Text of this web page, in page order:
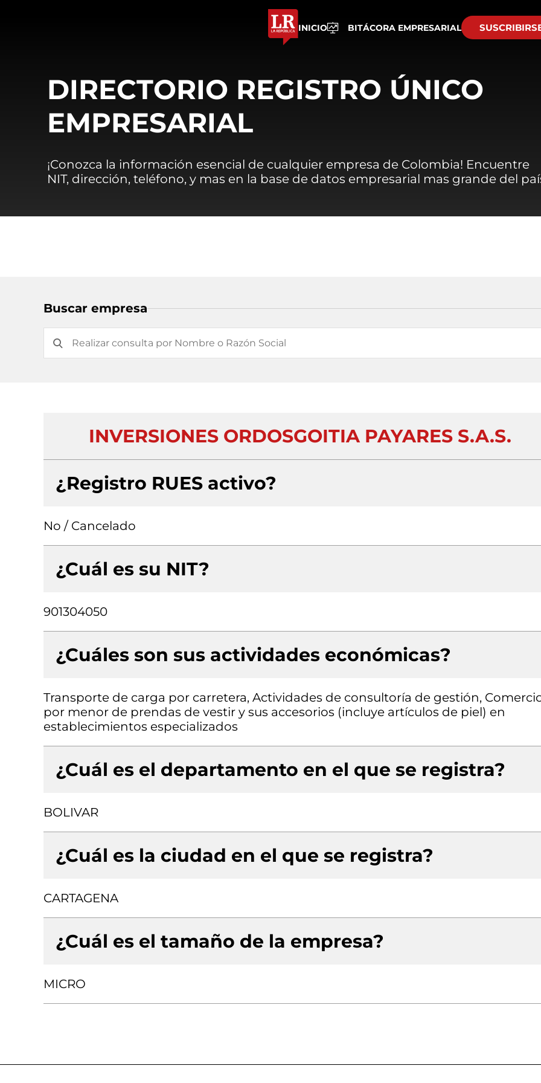
INICIO BITÁCORA EMPRESARIAL
DIRECTORIO REGISTRO ÚNICO
EMPRESARIAL
¡Conozca la información esencial de cualquier empresa de Colombia! Encuentre
NIT, dirección, teléfono, y mas en la base de datos empresarial mas grande del
Buscar empresa
INVERSIONES ORDOSGOITIA PAYARES S.A.S.
¿Registro RUES activo?
No / Cancelado
¿Cuál es su NIT?
901304050
¿Cuáles son sus actividades económicas?
Transporte de carga por carretera, Actividades de consultoría de gestión,
por menor de prendas de vestir y sus accesorios (incluye artículos de piel) en
establecimientos especializados
¿Cuál es el departamento en el que se registra?
BOLIVAR
¿Cuál es la ciudad en el que se registra?
CARTAGENA
¿Cuál es el tamaño de la empresa?
MICRO